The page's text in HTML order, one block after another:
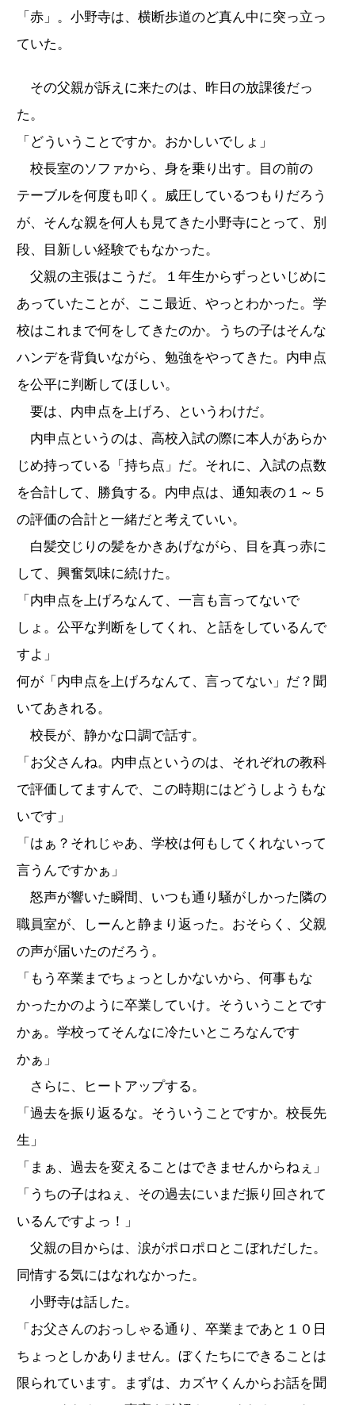
「赤」。小野寺は、横断歩道のど真ん中に突っ立っ
ていた。
その父親が訴えに来たのは、昨日の放課後だっ
た。
「どういうことですか。おかしいでしょ」
校長室のソファから、身を乗り出す。目の前の
テーブルを何度も叩く。威圧しているつもりだろう
が、そんな親を何人も見てきた小野寺にとって、別
段、目新しい経験でもなかった。
父親の主張はこうだ。１年生からずっといじめに
あっていたことが、ここ最近、やっとわかった。学
校はこれまで何をしてきたのか。うちの子はそんな
ハンデを背負いながら、勉強をやってきた。内申点
を公平に判断してほしい。
要は、内申点を上げろ、というわけだ。
内申点というのは、高校入試の際に本人があらか
じめ持っている「持ち点」だ。それに、入試の点数
を合計して、勝負する。内申点は、通知表の１～５
の評価の合計と一緒だと考えていい。
白髪交じりの髪をかきあげながら、目を真っ赤に
して、興奮気味に続けた。
「内申点を上げろなんて、一言も言ってないで
しょ。公平な判断をしてくれ、と話をしているんで
すよ」
何が「内申点を上げろなんて、言ってない」だ？聞
いてあきれる。
校長が、静かな口調で話す。
「お父さんね。内申点というのは、それぞれの教科
で評価してますんで、この時期にはどうしようもな
いです」
「はぁ？それじゃあ、学校は何もしてくれないって
言うんですかぁ」
怒声が響いた瞬間、いつも通り騒がしかった隣の
職員室が、しーんと静まり返った。おそらく、父親
の声が届いたのだろう。
「もう卒業までちょっとしかないから、何事もな
かったかのように卒業していけ。そういうことです
かぁ。学校ってそんなに冷たいところなんです
かぁ」
さらに、ヒートアップする。
「過去を振り返るな。そういうことですか。校長先
生」
「まぁ、過去を変えることはできませんからねぇ」
「うちの子はねぇ、その過去にいまだ振り回されて
いるんですよっ！」
父親の目からは、涙がポロポロとこぼれだした。
同情する気にはなれなかった。
小野寺は話した。
「お父さんのおっしゃる通り、卒業まであと１０日
ちょっとしかありません。ぼくたちにできることは
限られています。まずは、カズヤくんからお話を聞